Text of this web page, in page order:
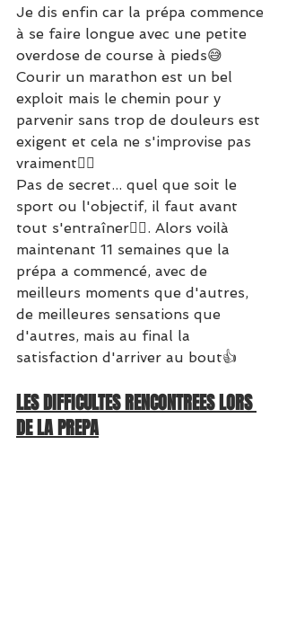
Je dis enfin car la prépa commence
à se faire longue avec une petite
overdose de course à pieds😅
Courir un marathon est un bel
exploit mais le chemin pour y
parvenir sans trop de douleurs est
exigent et cela ne s'improvise pas
vraiment🙆‍♀
Pas de secret... quel que soit le
sport ou l'objectif, il faut avant
tout s'entraîner🏋‍♂. Alors voilà
maintenant 11 semaines que la
prépa a commencé, avec de
meilleurs moments que d'autres,
de meilleures sensations que
d'autres, mais au final la
satisfaction d'arriver au bout👍
LES DIFFICULTES RENCONTREES LORS
DE LA PREPA